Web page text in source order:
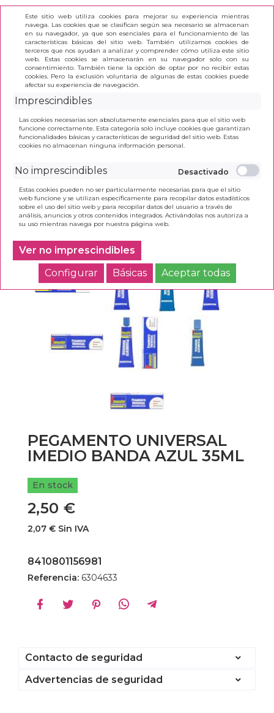
Este sitio web utiliza cookies para mejorar su experiencia mientras
navega. Las cookies que se clasifican según sea necesario se almacenan
en su navegador, ya que son esenciales para el funcionamiento de las
características básicas del sitio web. También utilizamos cookies de
terceros que nos ayudan a analizar y comprender cómo utiliza este sitio
web. Estas cookies se almacenarán en su navegador solo con su
consentimiento. También tiene la opción de optar por no recibir estas
cookies. Pero la exclusión voluntaria de algunas de estas cookies puede
afectar su experiencia de navegación.
Imprescindibles
Las cookies necesarias son absolutamente esenciales para que el sitio web
funcione correctamente. Esta categoría solo incluye cookies que garantizan
funcionalidades básicas y características de seguridad del sitio web. Estas
cookies no almacenan ninguna información personal.
No imprescindibles
Estas cookies pueden no ser particularmente necesarias para que el sitio
web funcione y se utilizan específicamente para recopilar datos estadísticos
sobre el uso del sitio web y para recopilar datos del usuario a través de
análisis, anuncios y otros contenidos integrados. Activándolas nos autoriza a
su uso mientras navega por nuestra página web.
Ver no imprescindibles
Configurar
Básicas Aceptar todas
INICIO >
PEGAMENTO UNIVERSAL IMEDIO BANDA
AZUL 35ML
Haz clic en la imagen para ampliarla
PEGAMENTO UNIVERSAL
IMEDIO BANDA AZUL 35ML
En stock
2,50 €
2,07 € Sin IVA
8410801156981
Referencia: 6304633
Contacto de seguridad
Advertencias de seguridad